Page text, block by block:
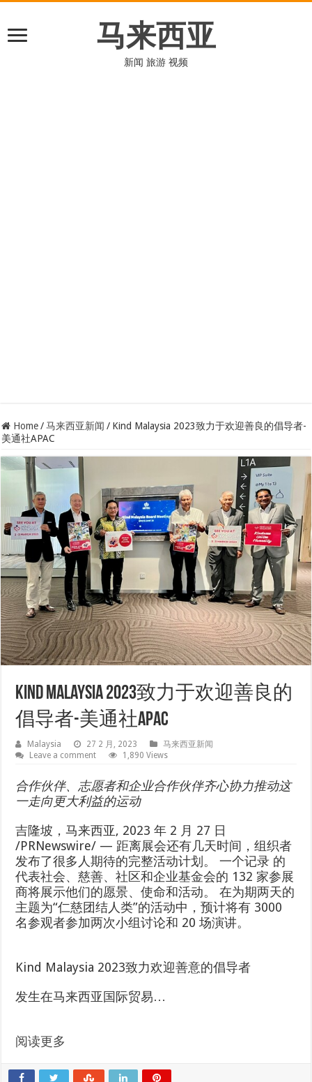
马来西亚
新闻 旅游 视频
Home / 马来西亚新闻 / Kind Malaysia 2023致力于欢迎善良的倡导者-
美通社APAC
Kind Malaysia 2023致力于欢迎善良的
倡导者-美通社APAC
Malaysia 27 2 月, 2023
马来西亚新闻
Leave a comment
1,890 Views
合作伙伴、志愿者和企业合作伙伴齐心协力推动这
一走向更大利益的运动
吉隆坡，马来西亚, 2023 年 2 月 27 日
/PRNewswire/ — 距离展会还有几天时间，组织者
发布了很多人期待的完整活动计划。 一个记录 的
代表社会、慈善、社区和企业基金会的 132 家参展
商将展示他们的愿景、使命和活动。 在为期两天的
主题为“仁慈团结人类”的活动中，预计将有 3000
名参观者参加两次小组讨论和 20 场演讲。
Kind Malaysia 2023致力欢迎善意的倡导者
发生在马来西亚国际贸易…
阅读更多